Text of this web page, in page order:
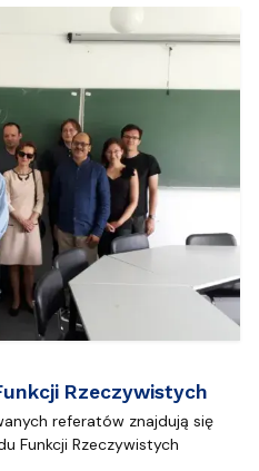
Rzeczywistych
referatów znajdują się
Funkcji Rzeczywistych